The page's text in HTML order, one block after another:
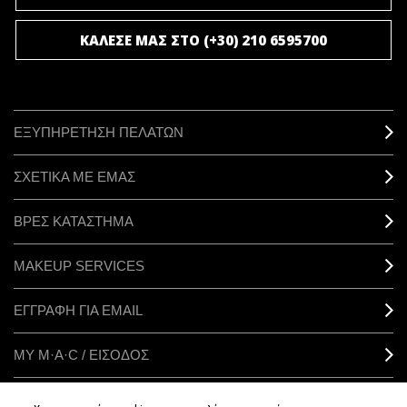
ΚΑΛΕΣΕ ΜΑΣ ΣΤΟ (+30) 210 6595700
ΕΞΥΠΗΡΕΤΗΣΗ ΠΕΛΑΤΩΝ
ΣΧΕΤΙΚΑ ΜΕ ΕΜΑΣ
ΒΡΕΣ ΚΑΤΑΣΤΗΜΑ
MAKEUP SERVICES
ΕΓΓΡΑΦΗ ΓΙΑ EMAIL
ΜΥ M·A·C / ΕΙΣΟΔΟΣ